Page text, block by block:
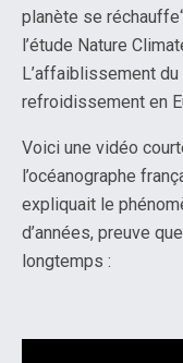
planète se
l’étude Nature
L’affaiblissement
refroidissement en
Voici une vidéo
l’océanographe
expliquait le
d’années, preuve
longtemps :